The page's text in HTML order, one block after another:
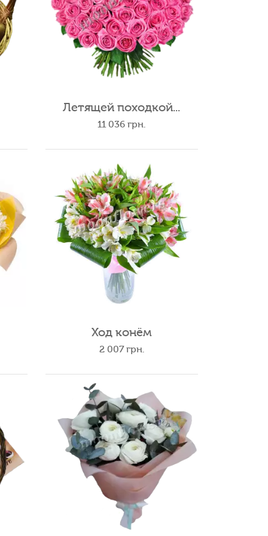
Летящей походкой...
11 036грн.
Ход конём
2 007грн.